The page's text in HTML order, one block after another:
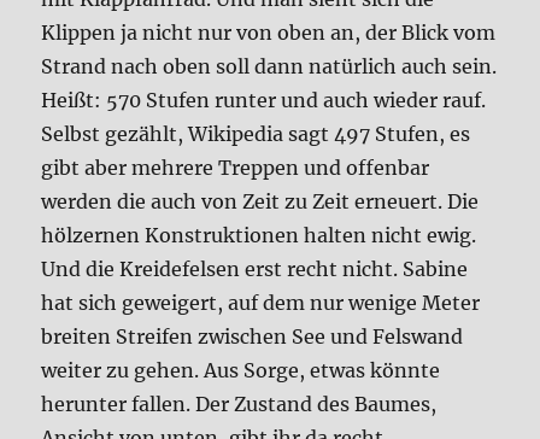
Klippen ja nicht nur von oben an, der Blick vom
Strand nach oben soll dann natürlich auch sein.
Heißt: 570 Stufen runter und auch wieder rauf.
Selbst gezählt, Wikipedia sagt 497 Stufen, es
gibt aber mehrere Treppen und offenbar
werden die auch von Zeit zu Zeit erneuert. Die
hölzernen Konstruktionen halten nicht ewig.
Und die Kreidefelsen erst recht nicht. Sabine
hat sich geweigert, auf dem nur wenige Meter
breiten Streifen zwischen See und Felswand
weiter zu gehen. Aus Sorge, etwas könnte
herunter fallen. Der Zustand des Baumes,